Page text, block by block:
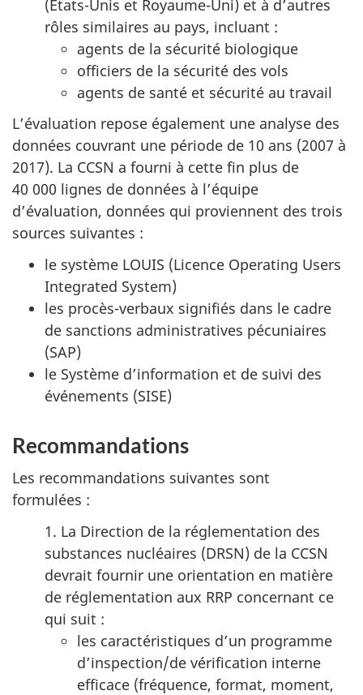
(États-Unis et Royaume-Uni) et à d’autres
rôles similaires au pays, incluant :
agents de la sécurité biologique
officiers de la sécurité des vols
agents de santé et sécurité au travail
L’évaluation repose également une analyse des
données couvrant une période de 10 ans (2007 à
2017). La CCSN a fourni à cette fin plus de
40 000 lignes de données à l’équipe
d’évaluation, données qui proviennent des trois
sources suivantes :
le système LOUIS (Licence Operating Users
Integrated System)
les procès-verbaux signifiés dans le cadre
de sanctions administratives pécuniaires
(SAP)
le Système d’information et de suivi des
événements (SISE)
Recommandations
Les recommandations suivantes sont
formulées :
1. La Direction de la réglementation des
substances nucléaires (DRSN) de la CCSN
devrait fournir une orientation en matière
de réglementation aux RRP concernant ce
qui suit :
les caractéristiques d’un programme
d’inspection/de vérification interne
efficace (fréquence, format, moment,